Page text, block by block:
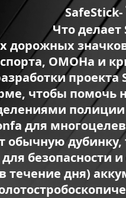
SafeStick-
Что делает
дорожных
ОМОНа и
чтобы
для
обычную
безопасности
течение дня)